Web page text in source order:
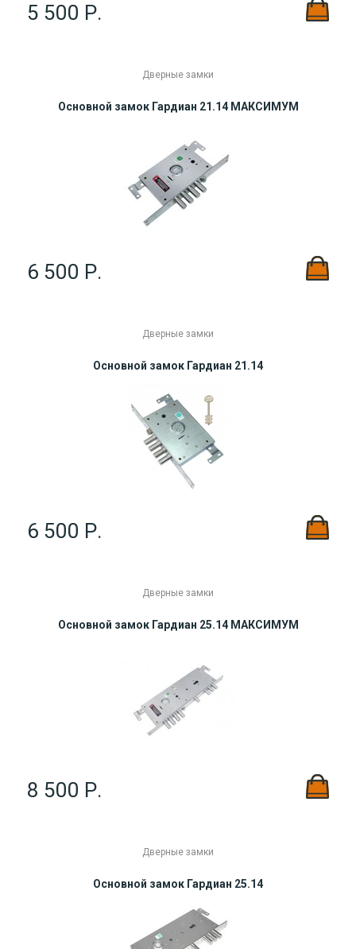
5 500 Р.
Дверные замки
Основной замок Гардиан 21.14 МАКСИМУМ
6 500 Р.
Дверные замки
Основной замок Гардиан 21.14
6 500 Р.
Дверные замки
Основной замок Гардиан 25.14 МАКСИМУМ
8 500 Р.
Дверные замки
Основной замок Гардиан 25.14